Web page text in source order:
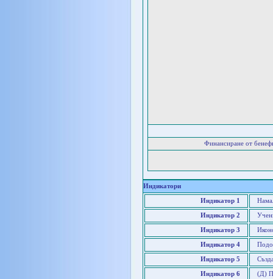
Финансиране от
Индикатори
Индикатор 1
Индикатор 2
Индикатор 3
Индикатор 4
Индикатор 5
Индикатор 6 (Д)